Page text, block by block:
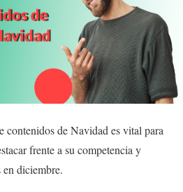
contenidos de Navidad es vital para
frente a su competencia y
en diciembre.